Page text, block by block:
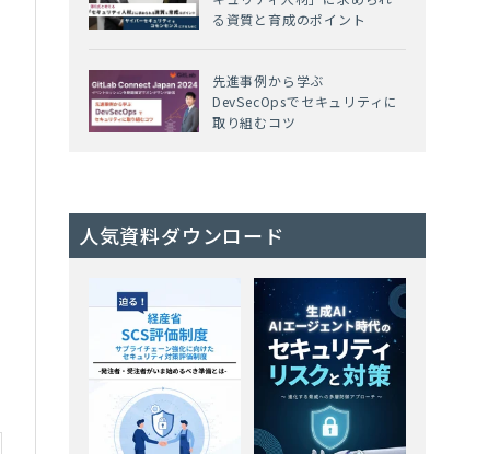
る資質と育成のポイント
先進事例から学ぶ
DevSecOpsでセキュリティに
取り組むコツ
人気資料ダウンロード